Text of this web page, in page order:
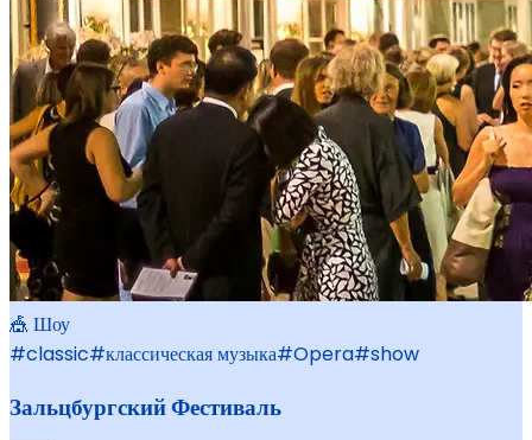
🎪 Шоу
#classic#классическая музыка#Opera#show
Зальцбургский Фестиваль